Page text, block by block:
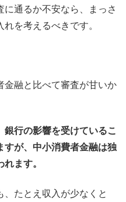
通るか不安なら、まっさ
を考えるべきです。
金融と比べて審査が甘いか
行の影響を受けているこ
すが、中小消費者金融は独
ます。
、たとえ収入が少なくと